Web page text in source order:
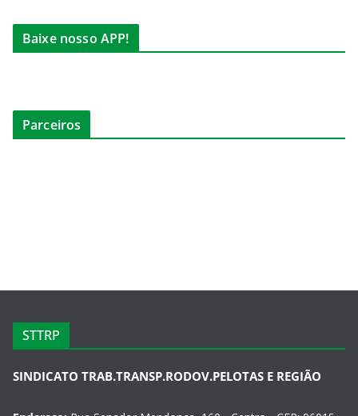
Baixe nosso APP!
Parceiros
STTRP
SINDICATO TRAB.TRANSP.RODOV.PELOTAS E REGIÃO